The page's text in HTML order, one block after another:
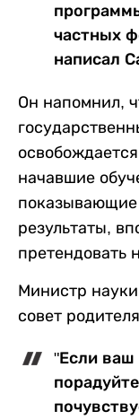
частных
написал
Он напомнил,
начавшие
показывающие
результаты,
претендовать
Министр
совет
"Если ваш